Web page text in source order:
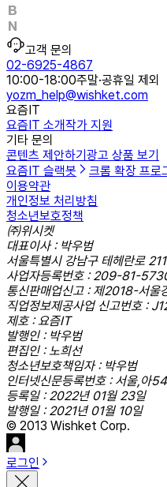
고객 문의
02-6925-4867
10:00-18:00주말·공휴일 제외
yozm_help@wishket.com
요즘IT
요즘IT 소개작가 지원
기타 문의
콘텐츠 제안하기 광고 상품 보기
요즘IT 슬랙봇
크롬 확장 프로
이용약관
개인정보 처리방침
청소년보호정책
㈜위시켓
대표이사 : 박우범
서울특별시 강남구 테헤란로
사업자등록번호 : 209-81-
통신판매업신고 : 제2018-서
직업정보제공사업 신고번호 :
제호 : 요즘IT
발행인 : 박우범
편집인 : 노희선
청소년보호책임자 : 박우범
인터넷신문등록번호 : 서울,아
등록일 : 2022년 01월 23일
발행일 : 2021년 01월 10일
© 2013 Wishket Corp.
로그인